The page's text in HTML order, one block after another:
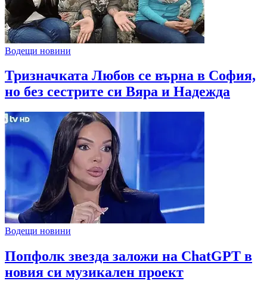
Водещи новини
Тризначката Любов се върна в София,
но без сестрите си Вяра и Надежда
Водещи новини
Попфолк звезда заложи на ChatGPT в
новия си музикален проект